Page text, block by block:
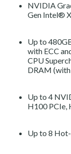
NVIDIA
Gen Intel®
Up to
with ECC
CPU
DRAM
Up to 4
H100 PCIe,
Up to 8